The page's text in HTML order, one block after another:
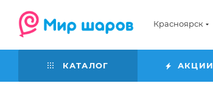
Красноярск
КАТАЛОГ АКЦИИ